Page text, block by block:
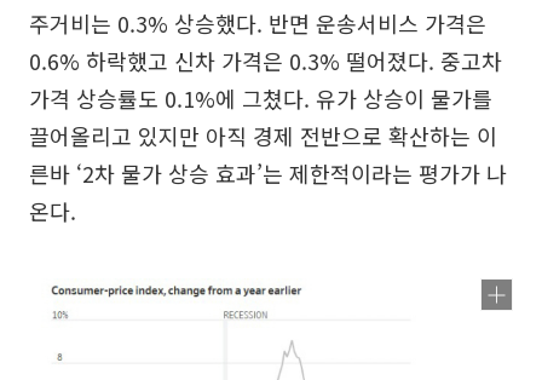
주거비는 0.3% 상승했다. 반면 운송서비스 가격은
0.6% 하락했고 신차 가격은 0.3% 떨어졌다. 중고차
가격 상승률도 0.1%에 그쳤다. 유가 상승이 물가를
끌어올리고 있지만 아직 경제 전반으로 확산하는 이
른바 ‘2차 물가 상승 효과’는 제한적이라는 평가가 나
온다.